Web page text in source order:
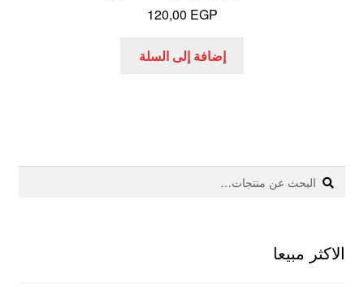
120,00 EGP
إضافة إلى السلة
البحث
عن:
بحث
الاكثر مبيعا